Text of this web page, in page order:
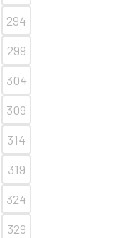
294
299
304
309
314
319
324
329